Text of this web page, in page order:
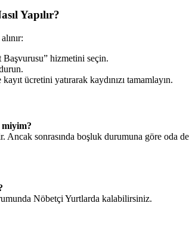
Yapılır?
hizmetini seçin.
ücretini yatırarak kaydınızı tamamlayın.
Ancak sonrasında boşluk durumuna göre oda
Nöbetçi Yurtlarda kalabilirsiniz.